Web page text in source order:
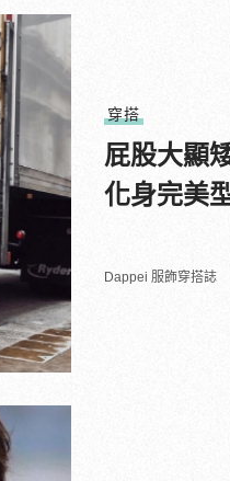
穿搭
屁股大顯
化身完美
Dappei 服飾穿搭誌